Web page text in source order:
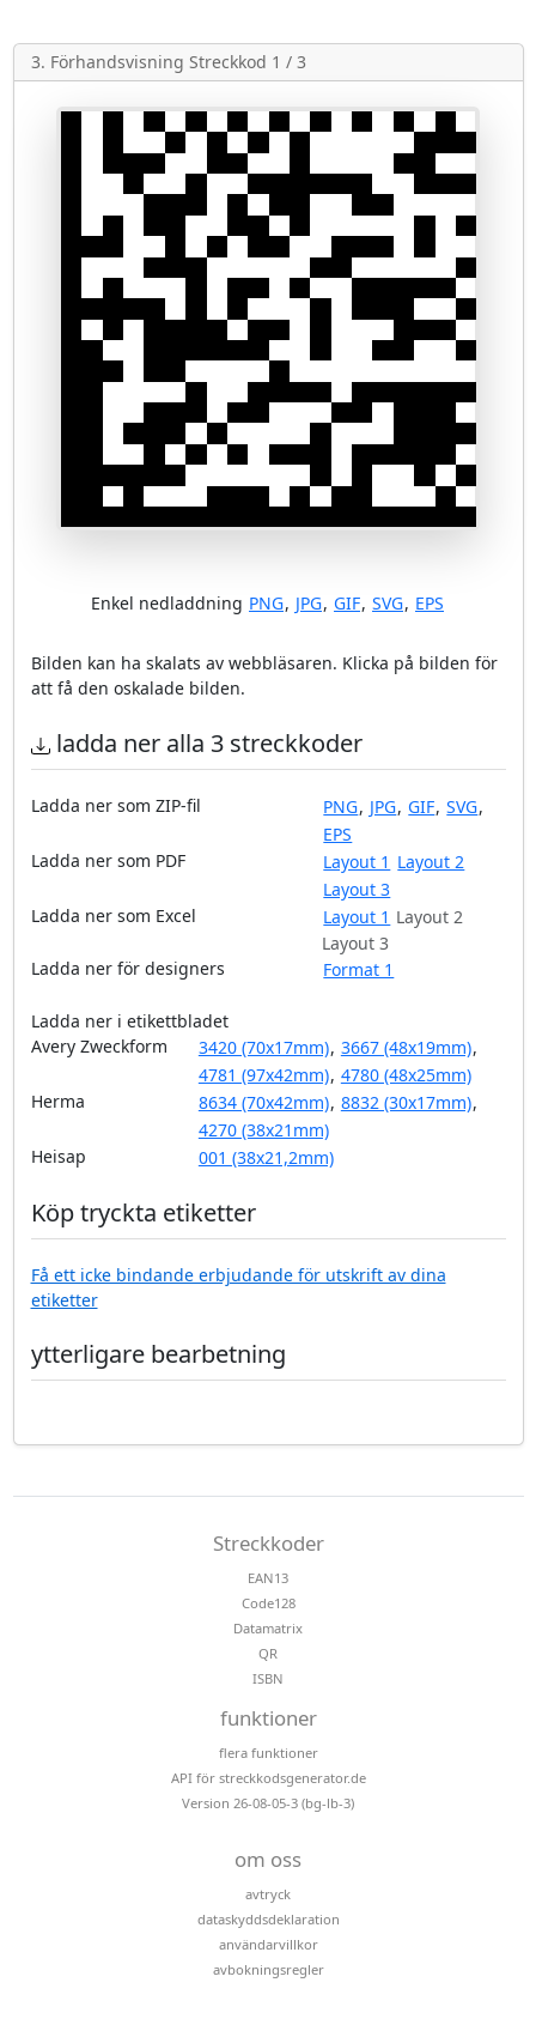
3. Förhandsvisning Streckkod 1 / 3
Enkel nedladdning PNG, JPG, GIF, SVG, EPS
Bilden kan ha skalats av webbläsaren. Klicka på bilden för
att få den oskalade bilden.
ladda ner alla 3 streckkoder
Ladda ner som ZIP-fil PNG, JPG, GIF, SVG,
EPS
Ladda ner som PDF
Layout 1 Layout 2
Layout 3
Ladda ner som Excel
Layout 1 Layout 2
Layout 3
Ladda ner för designers
Format 1
Ladda ner i etikettbladet
Avery Zweckform
3420 (70x17mm), 3667 (48x19mm),
4781 (97x42mm), 4780 (48x25mm)
Herma
8634 (70x42mm), 8832 (30x17mm),
4270 (38x21mm)
Heisap
001 (38x21,2mm)
Köp tryckta etiketter
Få ett icke bindande erbjudande för utskrift av dina
etiketter
ytterligare bearbetning
Streckkoder
EAN13
Code128
Datamatrix
QR
ISBN
funktioner
flera funktioner
API för streckkodsgenerator.de
Version 26-08-05-3 (bg-lb-3)
om oss
avtryck
dataskyddsdeklaration
användarvillkor
avbokningsregler